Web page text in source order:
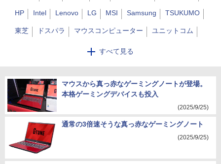
すべて見る
HP Intel Lenovo LG MSI Samsung TSUKUMO
東芝 ドスパラ マウスコンピューター ユニットコム
その他
マウスから真っ赤なゲーミングノートが登場。
本格ゲーミングデバイスも投入
(2025/9/25)
通常の3倍速そうな真っ赤なゲーミングノート
(2025/9/25)